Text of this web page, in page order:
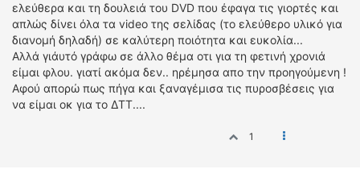
ελεύθερα και τη δουλειά του DVD που έφαγα τις γιορτές και
απλώς δίνει όλα τα video της σελίδας (το ελεύθερο υλικό για
διανομή δηλαδή) σε καλύτερη ποιότητα και ευκολία...
Αλλά γιάυτό γράφω σε άλλο θέμα οτι για τη φετινή χρονιά
είμαι φλου. γιατί ακόμα δεν.. ηρέμησα απο την προηγούμενη !
Αφού απορώ πως πήγα και ξαναγέμισα τις πυροσβέσεις για
να είμαι οκ για το ΔΤΤ....
1